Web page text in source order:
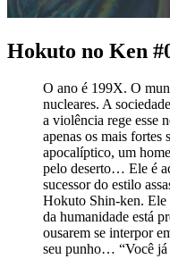
Hokuto no Ken
O ano é 199X. O
nucleares. A
a violência rege esse
apenas os mais fortes
apocalíptico, um
pelo deserto… Ele é
sucessor do estilo
Hokuto Shin-ken.
da humanidade está
ousarem se interpor
seu punho… “Você já